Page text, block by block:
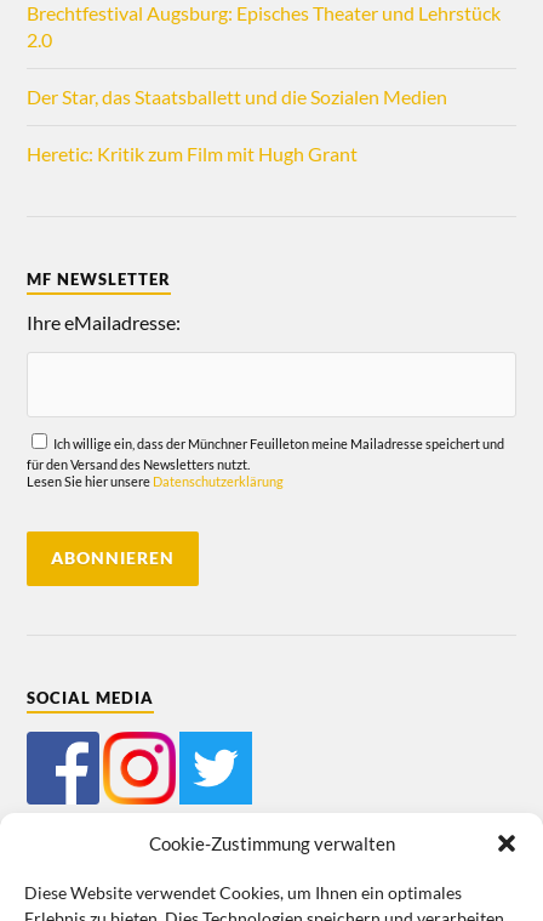
Cookie-Zustimmung verwalten
Diese Website verwendet Cookies, um Ihnen ein optimales
Brechtfestival Augsburg: Episches Theater und Lehrstück
2.0
Der Star, das Staatsballett und die Sozialen Medien
Heretic: Kritik zum Film mit Hugh Grant
MF NEWSLETTER
Ihre eMailadresse:
Ich willige ein, dass der Münchner Feuilleton meine Mailadresse speichert und
für den Versand des Newsletters nutzt.
Lesen Sie hier unsere Datenschutzerklärung
SOCIAL MEDIA